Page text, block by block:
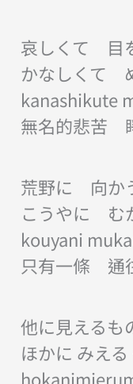
哀しくて 目
かなしくて
kanashikute
無名的悲苦
荒野に 向か
こうやに む
kouyani
只有一條 通
他に見えるも
ほかに みえ